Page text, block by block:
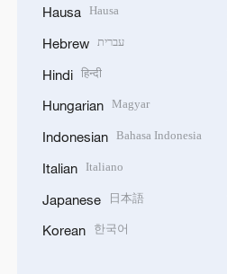
Hausa Hausa
Hebrew עברית
Hindi हिन्दी
Hungarian Magyar
Indonesian Bahasa Indonesia
Italian Italiano
Japanese 日本語
Korean 한국어